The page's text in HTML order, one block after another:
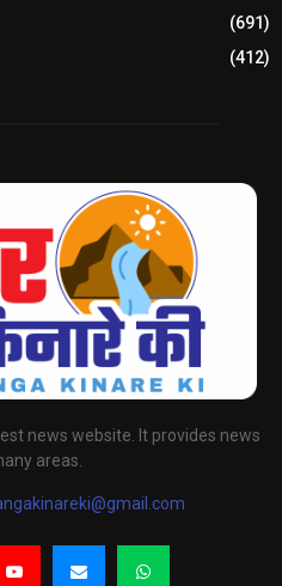
(691)
(412)
news website. It provides news
areas.